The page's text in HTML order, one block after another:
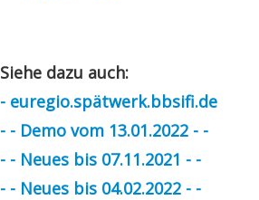
Siehe dazu auch:
- euregio.spätwerk.bbsifi.de
- - Demo vom 13.01.2022 - -
- - Neues bis 07.11.2021 - -
- - Neues bis 04.02.2022 - -